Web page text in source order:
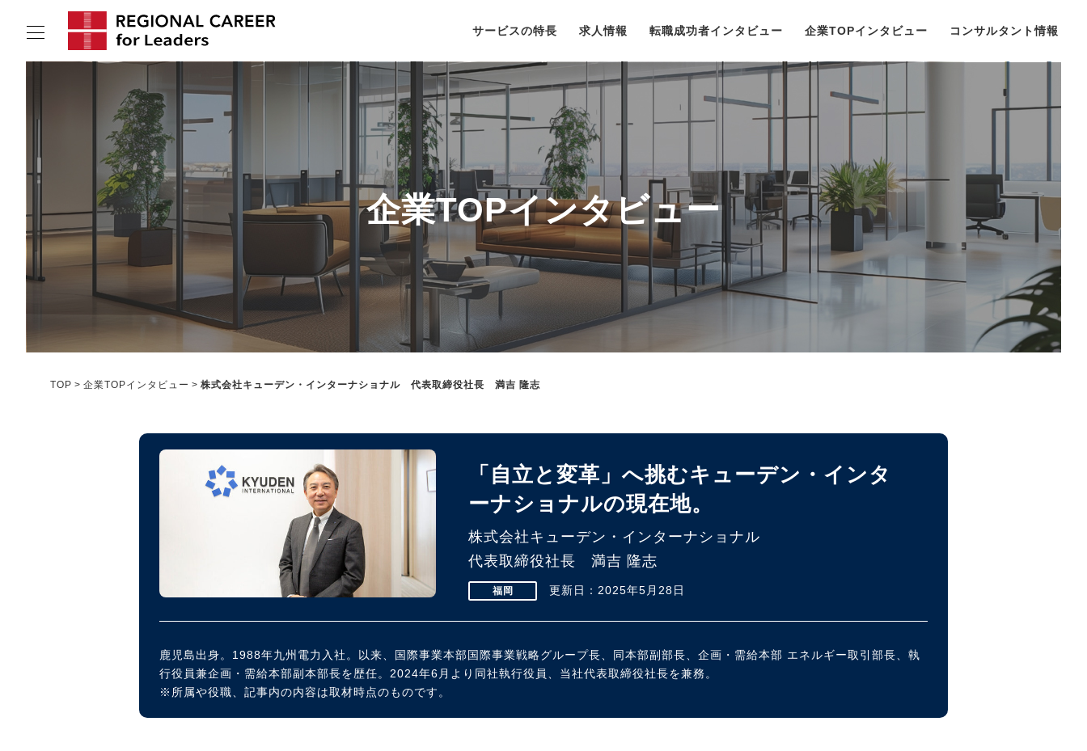
サービスの特長 求人情報 転職成功者インタビュー 企業TOPインタビュー コンサルタント情報
サービスの特長
転職成功者インタビュー
企業TOPインタビュー
コンサルタント情報
地域の特色
リサーチ
今すぐ転職をお考えの方
中長期で転職をお考えの方
企業TOPインタビュー
TOP 企業TOPインタビュー 株式会社キューデン・インターナショナル 代表取締役社長 満吉 隆志
「自立と変革」へ挑むキューデン・インタ
ーナショナルの現在地。
株式会社キューデン・インターナショナル
代表取締役社長 満吉 隆志
福岡 更新日：2025年5月28日
鹿児島出身。1988年九州電力入社。以来、国際事業本部国際事業戦略グループ長、同本部副部長、企画・需給本部 エネルギー取引部長、執
行役員兼企画・需給本部副本部長を歴任。2024年6月より同社執行役員、当社代表取締役社長を兼務。
※所属や役職、記事内の内容は取材時点のものです。